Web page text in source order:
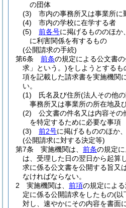
の団体
(3)
市内の事務所又は事業所に
(4)
市内の学校に在学する者
(5)
前各号に掲げるもののほか
に利害関係を有するもの
(公開請求の手続)
第6条
前条の規定による公文書
求」という。)をしようとするも
項を記載した請求書を実施機関
い。
(1)
氏名及び住所(法人その他
事務所又は事業所の所在地及
(2)
公文書の件名又は内容そ
を特定するために必要な事項
(3)
前2号に掲げるもののほか
(公開請求に対する決定等)
第7条
実施機関は、 前条の規定
は、受理した日の翌日から起算
求に係る公文書を公開する旨又
なければならない。
2
実施機関は、 前項の規定によ
定に係る公開請求をしたもの(以
対し、速やかにその内容を書面